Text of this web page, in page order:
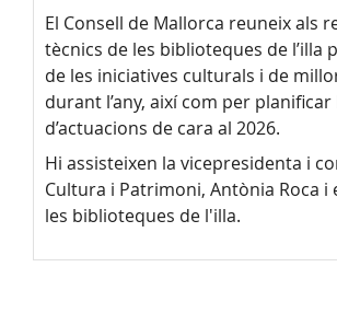
El Consell de Mallorca reuneix als
tècnics de les biblioteques de l’illa
de les iniciatives culturals i de
durant l’any, així com per planificar
d’actuacions de cara al 2026.
Hi assisteixen la vicepresidenta i
Cultura i Patrimoni, Antònia Roca i
les biblioteques de l'illa.